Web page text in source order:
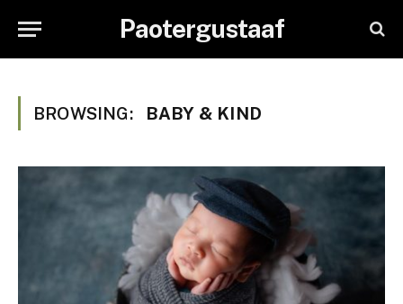
Paotergustaaf
BROWSING: BABY & KIND